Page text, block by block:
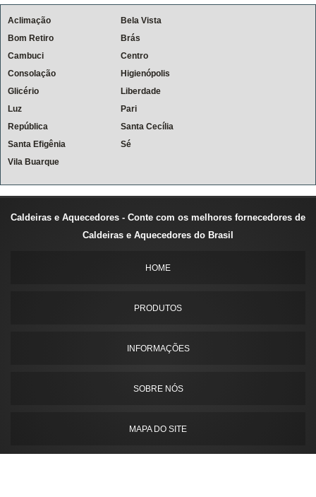
Aclimação
Bela Vista
Bom Retiro
Brás
Cambuci
Centro
Consolação
Higienópolis
Glicério
Liberdade
Luz
Pari
República
Santa Cecília
Santa Efigênia
Sé
Vila Buarque
Caldeiras e Aquecedores - Conte com os melhores fornecedores de
Caldeiras e Aquecedores do Brasil
HOME
PRODUTOS
INFORMAÇÕES
SOBRE NÓS
MAPA DO SITE